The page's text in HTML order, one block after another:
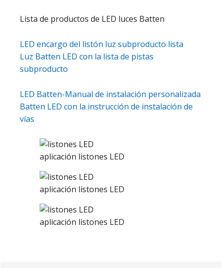
Lista de productos de LED luces Batten
LED encargo del listón luz subproducto lista
Luz Batten LED con la lista de pistas
subproducto
LED Batten-Manual de instalación personalizada
Batten LED con la instrucción de instalación de
vías
aplicación listones LED
aplicación listones LED
aplicación listones LED